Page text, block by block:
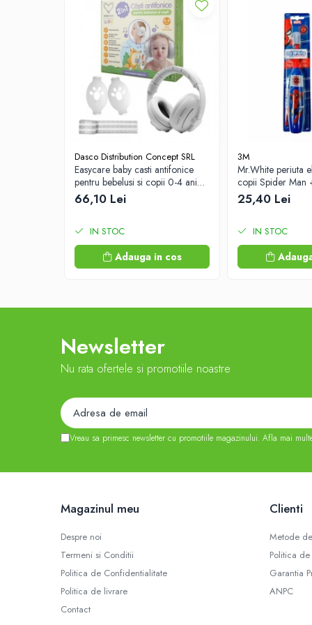
Afectiuni osteo-articulare
Afectiuni oftalmologice
Afectiuni cardio-vasculare
Afectiuni urogenitale
Suplimente pentru imunitate
Altele-Suplimente alimentare
Promo Ianuarie-Septembrie
Dasco Distribution Concept SRL
Easycare baby casti antifonice
pentru bebelusi si copii 0-4 ani
(EASY00257) Zephyr Labs
66,10 Lei
IN STOC
Adauga in cos
3M
Mr.White periuta
copii Spider Man
Labs
25,40 Lei
IN STOC
Newsletter
Nu rata ofertele si promotiile noastre
Vreau sa primesc newsletter cu promotiile magazinului. Afla mai
Magazinul meu
Despre noi
Termeni si Conditii
Politica de Confidentialitate
Politica de livrare
Contact
Clienti
Metode
Politica de
Garantia
ANPC